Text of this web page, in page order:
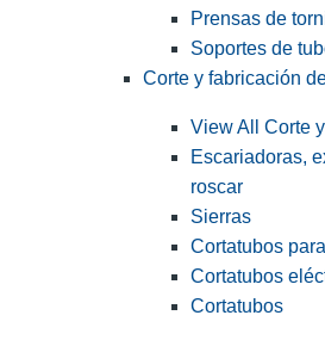
Prensas de
Soportes de
Corte y fabricación
View All Corte
Escariadoras,
roscar
Sierras
Cortatubos
Cortatubos
Cortatubos